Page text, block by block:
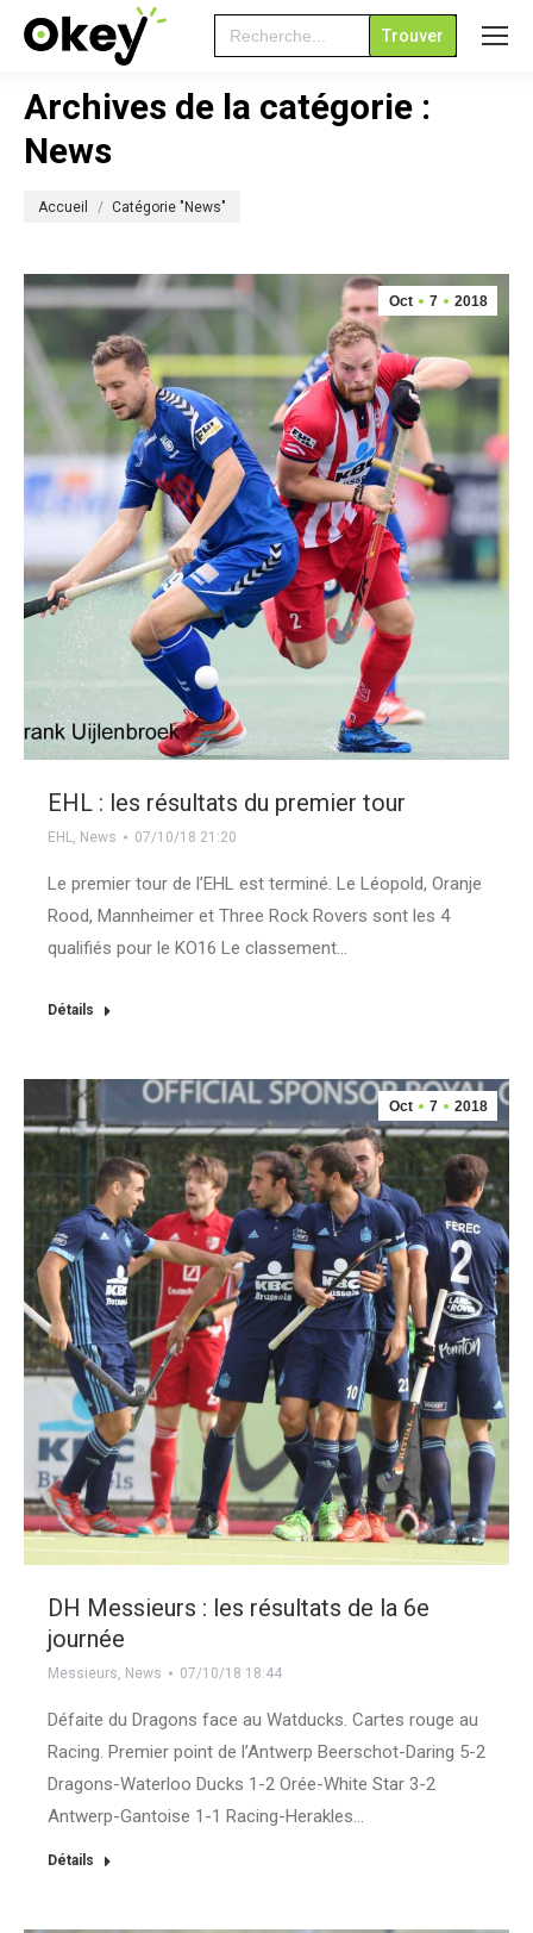
Search
for:
Archives de la catégorie :
News
Accueil Catégorie "News"
Oct 7 2018
EHL : les résultats du premier tour
EHL, News 07/10/18 21:20
Le premier tour de l’EHL est terminé. Le Léopold, Oranje
Rood, Mannheimer et Three Rock Rovers sont les 4
qualifiés pour le KO16 Le classement…
Détails
Oct 7 2018
DH Messieurs : les résultats de la 6e
journée
Messieurs, News 07/10/18 18:44
Défaite du Dragons face au Watducks. Cartes rouge au
Racing. Premier point de l’Antwerp Beerschot-Daring 5-2
Dragons-Waterloo Ducks 1-2 Orée-White Star 3-2
Antwerp-Gantoise 1-1 Racing-Herakles…
Détails